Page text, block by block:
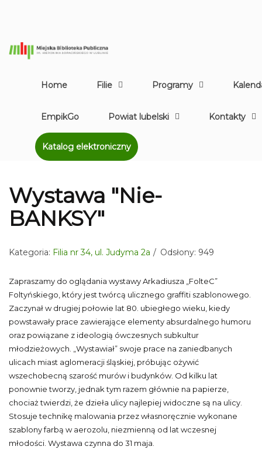
Home Filie Programy
EmpikGo Powiat lubelski Kontakty
Katalog elektroniczny
Wystawa "Nie-
BANKSY"
Kategoria: Filia nr 34, ul. Judyma 2a Odsłony: 949
Zapraszamy do oglądania wystawy Arkadiusza „FolteC”
Foltyńskiego, który jest twórcą ulicznego graffiti szablonowego.
Zaczynał w drugiej połowie lat 80. ubiegłego wieku, kiedy
powstawały prace zawierające elementy absurdalnego humoru
oraz powiązane z ideologią ówczesnych subkultur
młodzieżowych. „Wystawiał” swoje prace na zaniedbanych
ulicach miast aglomeracji śląskiej, próbując ożywić
wszechobecną szarość murów i budynków. Od kilku lat
ponownie tworzy, jednak tym razem głównie na papierze,
chociaż twierdzi, że dzieła ulicy najlepiej widoczne są na ulicy.
Stosuje technikę malowania przez własnoręcznie wykonane
szablony farbą w aerozolu, niezmienną od lat wczesnej
młodości. Wystawa czynna do 31 maja.